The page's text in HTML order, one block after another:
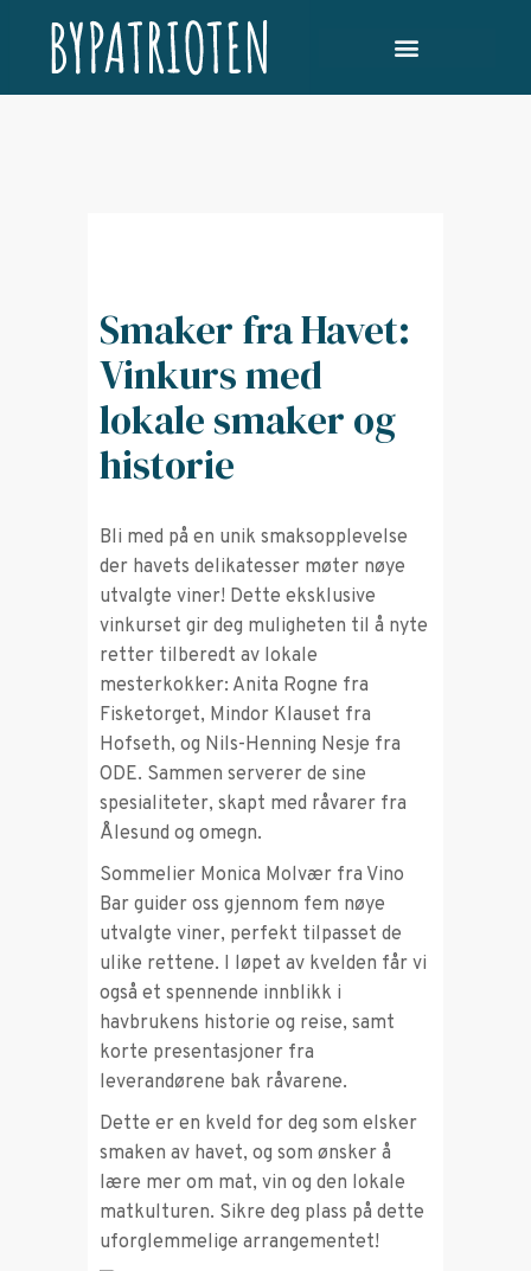
Smaker fra Havet:
Vinkurs med
lokale smaker og
historie
Bli med på en unik smaksopplevelse
der havets delikatesser møter nøye
utvalgte viner! Dette eksklusive
vinkurset gir deg muligheten til å nyte
retter tilberedt av lokale
mesterkokker: Anita Rogne fra
Fisketorget, Mindor Klauset fra
Hofseth, og Nils-Henning Nesje fra
ODE. Sammen serverer de sine
spesialiteter, skapt med råvarer fra
Ålesund og omegn.
Sommelier Monica Molvær fra Vino
Bar guider oss gjennom fem nøye
utvalgte viner, perfekt tilpasset de
ulike rettene. I løpet av kvelden får vi
også et spennende innblikk i
havbrukens historie og reise, samt
korte presentasjoner fra
leverandørene bak råvarene.
Dette er en kveld for deg som elsker
smaken av havet, og som ønsker å
lære mer om mat, vin og den lokale
matkulturen. Sikre deg plass på dette
uforglemmelige arrangementet!